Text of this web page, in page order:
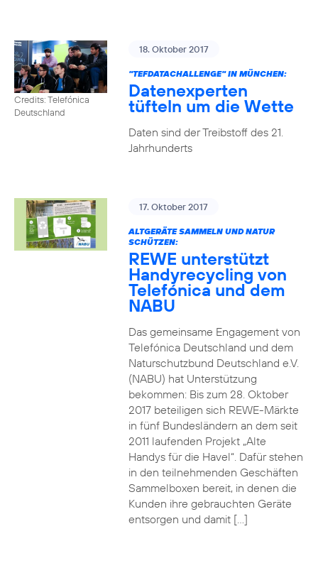
Credits: Telefónica
Deutschland
18. Oktober 2017
"TEFDATACHALLENGE" IN MÜNCHEN:
Datenexperten
tüfteln um die Wette
Daten sind der Treibstoff des 21.
Jahrhunderts
17. Oktober 2017
ALTGERÄTE SAMMELN UND NATUR
SCHÜTZEN:
REWE unterstützt
Handyrecycling von
Telefónica und dem
NABU
Das gemeinsame Engagement von
Telefónica Deutschland und dem
Naturschutzbund Deutschland e.V.
(NABU) hat Unterstützung
bekommen: Bis zum 28. Oktober
2017 beteiligen sich REWE-Märkte
in fünf Bundesländern an dem seit
2011 laufenden Projekt „Alte
Handys für die Havel“. Dafür stehen
in den teilnehmenden Geschäften
Sammelboxen bereit, in denen die
Kunden ihre gebrauchten Geräte
entsorgen und damit […]